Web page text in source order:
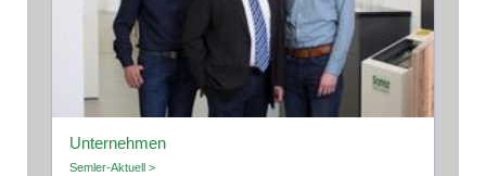
Unternehmen
Semler-Aktuell >